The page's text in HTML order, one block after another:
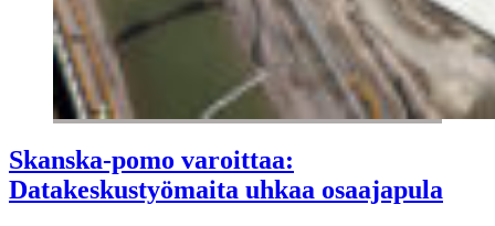
Skanska-pomo varoittaa:
Datakeskustyömaita uhkaa osaajapula